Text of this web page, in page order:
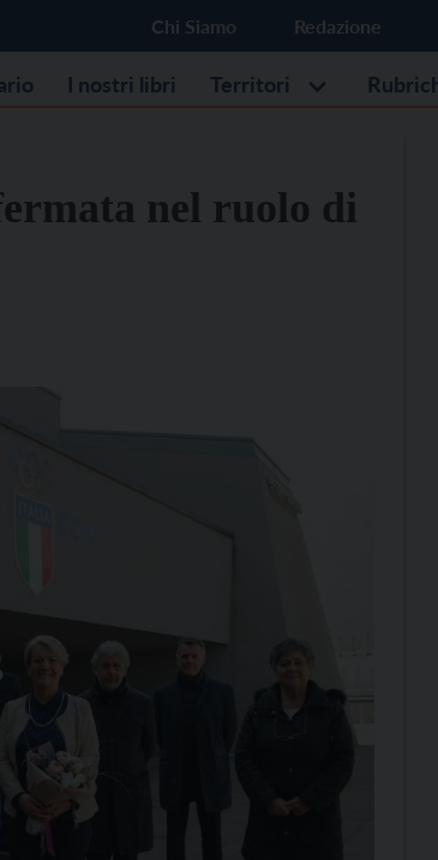
Chi Siamo Redazione
I nostri libri Territori
nel ruolo di